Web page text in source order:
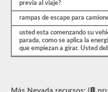
previa al viaje?
rampas de escape para
usted esta comenzando su
parada, como se aplica la
que empiezan a girar. Usted